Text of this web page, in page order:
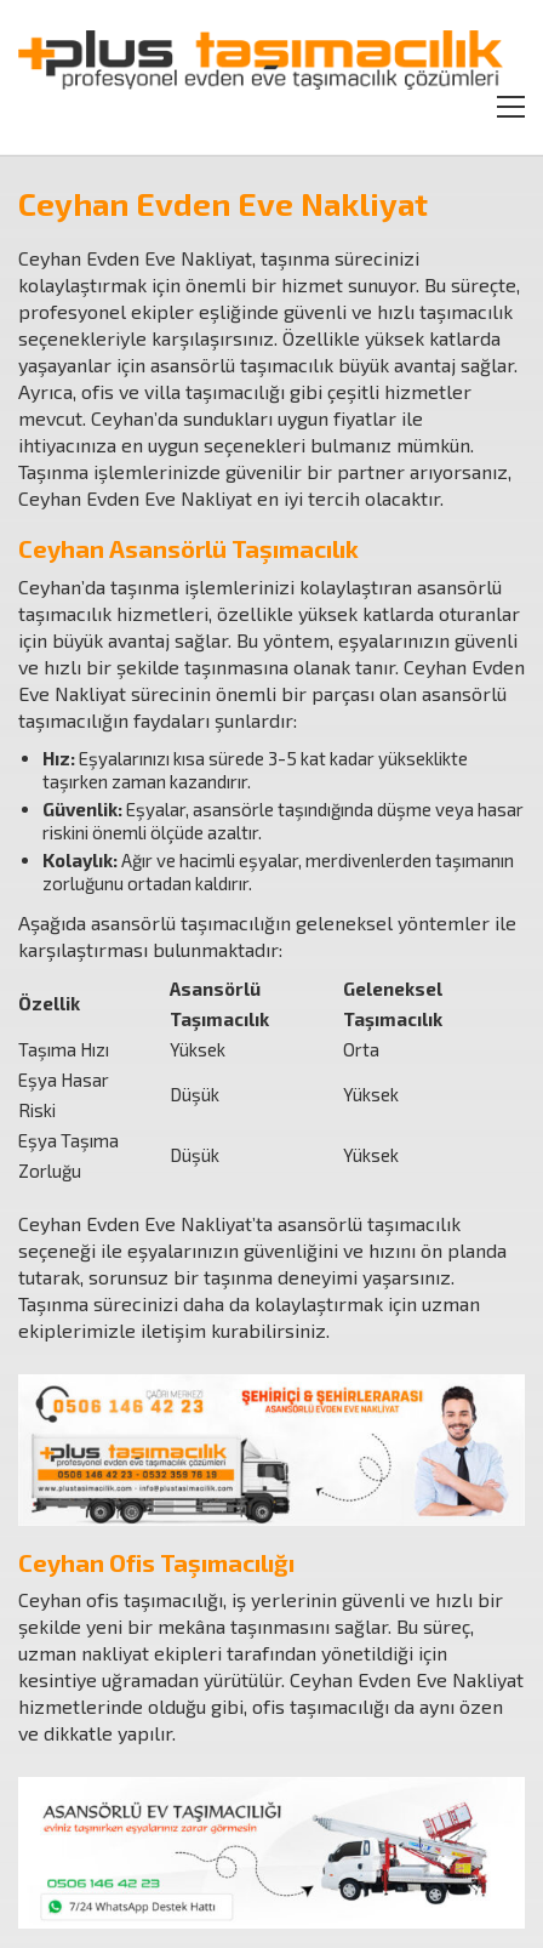
Ceyhan Evden Eve Nakliyat
Ceyhan Evden Eve Nakliyat, taşınma sürecinizi
kolaylaştırmak için önemli bir hizmet sunuyor. Bu süreçte,
profesyonel ekipler eşliğinde güvenli ve hızlı taşımacılık
seçenekleriyle karşılaşırsınız. Özellikle yüksek katlarda
yaşayanlar için asansörlü taşımacılık büyük avantaj sağlar.
Ayrıca, ofis ve villa taşımacılığı gibi çeşitli hizmetler
mevcut. Ceyhan’da sundukları uygun fiyatlar ile
ihtiyacınıza en uygun seçenekleri bulmanız mümkün.
Taşınma işlemlerinizde güvenilir bir partner arıyorsanız,
Ceyhan Evden Eve Nakliyat en iyi tercih olacaktır.
Ceyhan Asansörlü Taşımacılık
Ceyhan’da taşınma işlemlerinizi kolaylaştıran asansörlü
taşımacılık hizmetleri, özellikle yüksek katlarda oturanlar
için büyük avantaj sağlar. Bu yöntem, eşyalarınızın güvenli
ve hızlı bir şekilde taşınmasına olanak tanır. Ceyhan Evden
Eve Nakliyat sürecinin önemli bir parçası olan asansörlü
taşımacılığın faydaları şunlardır:
Hız:Eşyalarınızı kısa sürede 3-5 kat kadar yükseklikte
taşırken zaman kazandırır.
Güvenlik:Eşyalar, asansörle taşındığında düşme veya hasar
riskini önemli ölçüde azaltır.
Kolaylık:Ağır ve hacimli eşyalar, merdivenlerden taşımanın
zorluğunu ortadan kaldırır.
Aşağıda asansörlü taşımacılığın geleneksel yöntemler ile
karşılaştırması bulunmaktadır:
Özellik
Asansörlü
Taşımacılık
Geleneksel
Taşımacılık
Taşıma Hızı
Yüksek
Orta
Eşya Hasar
Riski
Düşük Yüksek
Eşya Taşıma
Zorluğu
Düşük Yüksek
Ceyhan Evden Eve Nakliyat’ta asansörlü taşımacılık
seçeneği ile eşyalarınızın güvenliğini ve hızını ön planda
tutarak, sorunsuz bir taşınma deneyimi yaşarsınız.
Taşınma sürecinizi daha da kolaylaştırmak için uzman
ekiplerimizle iletişim kurabilirsiniz.
Ceyhan Ofis Taşımacılığı
Ceyhan ofis taşımacılığı, iş yerlerinin güvenli ve hızlı bir
şekilde yeni bir mekâna taşınmasını sağlar. Bu süreç,
uzman nakliyat ekipleri tarafından yönetildiği için
kesintiye uğramadan yürütülür. Ceyhan Evden Eve Nakliyat
hizmetlerinde olduğu gibi, ofis taşımacılığı da aynı özen
ve dikkatle yapılır.